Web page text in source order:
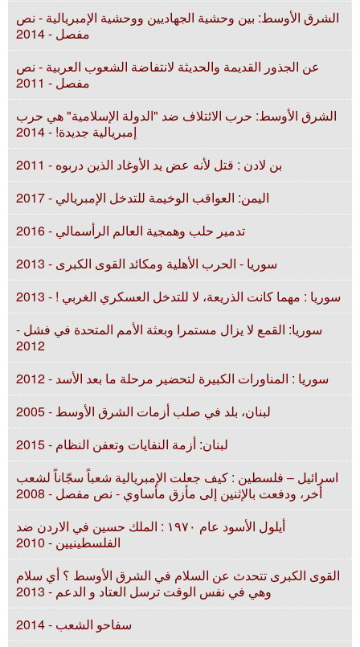
الشرق الأوسط: بين وحشية الجهاديين ووحشية الإمبريالية - نص
مفصل - 2014
عن الجذور القديمة والحديثة لانتفاضة الشعوب العربية - نص
مفصل - 2011
الشرق الأوسط: حرب الائتلاف ضد "الدولة الإسلامية" هي حرب
إمبريالية جديدة! - 2014
بن لادن : قتل لأنه عض يد الأوغاد الذين دربوه - 2011
اليمن: العواقب الوخيمة للتدخل الإمبريالي - 2017
تدمير حلب وهمجية العالم الرأسمالي - 2016
سوريا - الحرب الأهلية ومكائد القوى الكبرى - 2013
سوريا : مهما كانت الذريعة، لا للتدخل العسكري الغربي ! - 2013
سوريا: القمع لا يزال مستمرا وبعثة الأمم المتحدة في فشل -
2012
سوريا : المناورات الكبيرة لتحضير مرحلة ما بعد الأسد - 2012
لبنان، بلد في صلب أزمات الشرق الأوسط - 2005
لبنان: أزمة النفايات وتعفن النظام - 2015
اسرائيل – فلسطين : كيف جعلت الإمبريالية شعباً سجّاناً لشعب
أخر، ودفعت بالإثنين إلى مأزق مأساوي - نص مفصل - 2008
أيلول الأسود عام ۱٩٧٠ : الملك حسين في الاردن ضد
الفلسطينيين - 2010
القوى الكبرى تتحدث عن السلام في الشرق الأوسط ؟ أي سلام
وهي في نفس الوقت ترسل العتاد و الدعم - 2013
سفاحو الشعب - 2014